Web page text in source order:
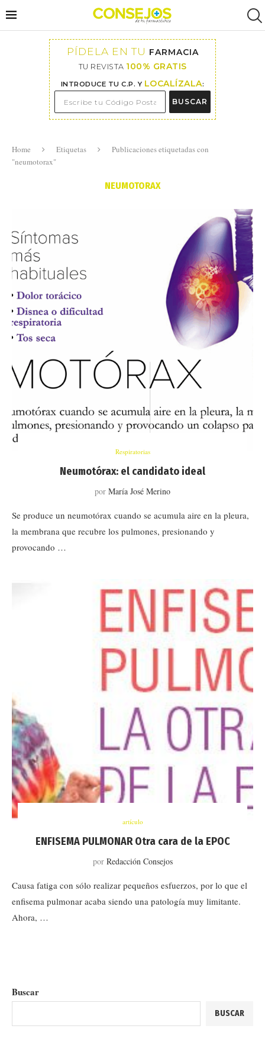
PÍDELA EN TU FARMACIA
TU REVISTA 100% GRATIS
INTRODUCE TU C.P. Y LOCALÍZALA:
BUSCAR
Home Etiquetas
Publicaciones etiquetadas con
"neumotorax"
NEUMOTORAX
Respiratorias
Neumotórax: el candidato ideal
por María José Merino
Se produce un neumotórax cuando se acumula aire en la pleura,
la membrana que recubre los pulmones, presionando y
provocando …
artículo
ENFISEMA PULMONAR Otra cara de la EPOC
por Redacción Consejos
Causa fatiga con sólo realizar pequeños esfuerzos, por lo que el
enfisema pulmonar acaba siendo una patología muy limitante.
Ahora, …
Buscar
BUSCAR